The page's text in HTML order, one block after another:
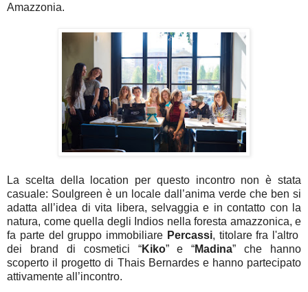
Amazzonia.
La scelta della location per questo incontro non è stata
casuale: Soulgreen è un locale dall’anima verde che ben si
adatta all’idea di vita libera, selvaggia e in contatto con la
natura, come quella degli Indios nella foresta amazzonica, e
fa parte del gruppo immobiliare Percassi, titolare fra l'altro
dei brand di cosmetici “Kiko” e “Madina” che hanno
scoperto il progetto di Thais Bernardes e hanno partecipato
attivamente all’incontro.